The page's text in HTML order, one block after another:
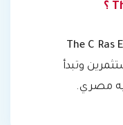
The C Ras
وتبدأ